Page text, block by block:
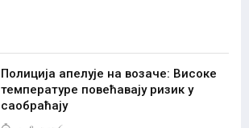
Полиција апелује на возаче: Високе
температуре повећавају ризик у
саобраћају